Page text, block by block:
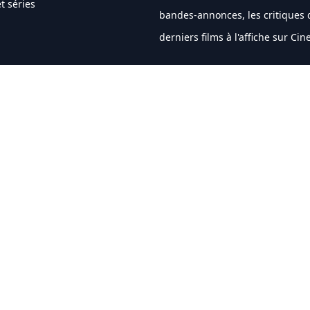
séries
bandes-annonces, les critiques
derniers films à l'affiche sur